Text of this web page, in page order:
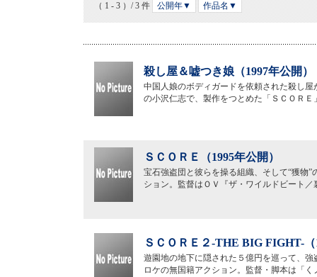
（ 1 - 3 ）/ 3 件 公開年▼ 作品名▼
殺し屋＆嘘つき娘（1997年公開）
中国人娘のボディガードを依頼された殺し
の小沢仁志で、製作をつとめた「ＳＣＯＲ
ＳＣＯＲＥ（1995年公開）
宝石強盗団と彼らを操る組織、そして“獲物
ション。監督はＯＶ『ザ・ワイルドビート
ＳＣＯＲＥ２-THE BIG FIGHT-（
遊園地の地下に隠された５億円を巡って、
ロケの無国籍アクション。監督・脚本は「